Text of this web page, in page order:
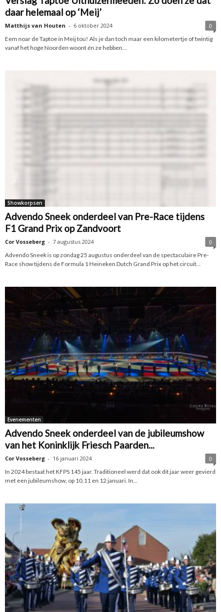
daar helemaal op ‘Meij’
Matthijs van Houten - 6 oktober 2024
0
Eem noar de Taptoe in Meij tou! Als je dan toch maar een kilometertje of twintig
vanaf het hoge Noorden woont én ze hebben...
Showkorpsen
Advendo Sneek onderdeel van Pre-Race tijdens
F1 Grand Prix op Zandvoort
Cor Vosseberg - 7 augustus 2024
0
Advendo Sneek is op zondag 25 augustus onderdeel van de spectaculaire Pre-
Race show tijdens de Formula 1 Heineken Dutch Grand Prix op het circuit...
Evenementen
Advendo Sneek onderdeel van de jubileumshow
van het Koninklijk Friesch Paarden...
Cor Vosseberg - 16 januari 2024
0
In 2024 bestaat het KFPS 145 jaar. Traditioneel werd dat ook dit jaar weer gevierd
met een jubileumshow, op 10,11 en 12 januari. In...